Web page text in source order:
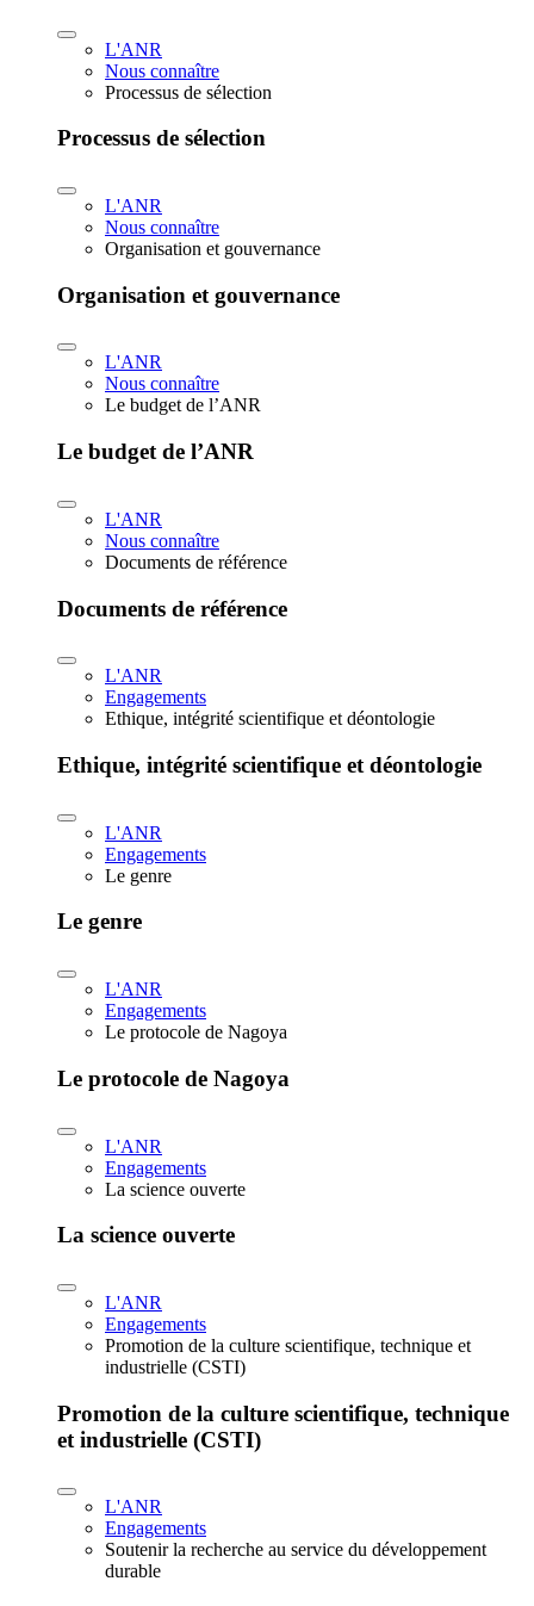
L'ANR
Nous connaître
Processus de sélection
Processus de sélection
L'ANR
Nous connaître
Organisation et gouvernance
Organisation et gouvernance
L'ANR
Nous connaître
Le budget de l’ANR
Le budget de l’ANR
L'ANR
Nous connaître
Documents de référence
Documents de référence
L'ANR
Engagements
Ethique, intégrité scientifique et déontologie
Ethique, intégrité scientifique et déontologie
L'ANR
Engagements
Le genre
Le genre
L'ANR
Engagements
Le protocole de Nagoya
Le protocole de Nagoya
L'ANR
Engagements
La science ouverte
La science ouverte
L'ANR
Engagements
Promotion de la culture scientifique, technique et
industrielle (CSTI)
Promotion de la culture scientifique, technique
et industrielle (CSTI)
L'ANR
Engagements
Soutenir la recherche au service du développement
durable